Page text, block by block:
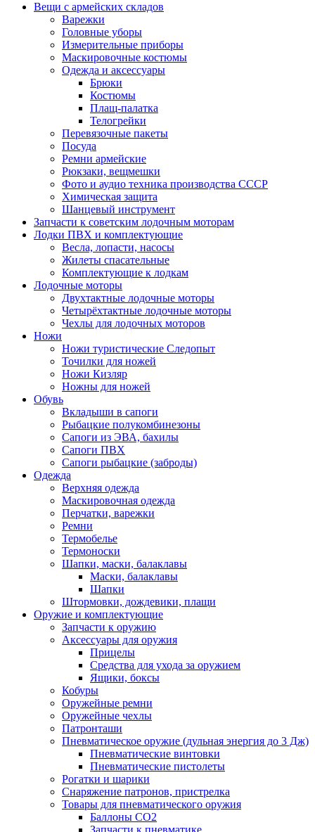
Вещи с армейских складов
Варежки
Головные уборы
Измерительные приборы
Маскировочные костюмы
Одежда и аксессуары
Брюки
Костюмы
Плащ-палатка
Телогрейки
Перевязочные пакеты
Посуда
Ремни армейские
Рюкзаки, вещмешки
Фото и аудио техника производства СССР
Химическая защита
Шанцевый инструмент
Запчасти к советским лодочным моторам
Лодки ПВХ и комплектующие
Весла, лопасти, насосы
Жилеты спасательные
Комплектующие к лодкам
Лодочные моторы
Двухтактные лодочные моторы
Четырёхтактные лодочные моторы
Чехлы для лодочных моторов
Ножи
Ножи туристические Следопыт
Точилки для ножей
Ножи Кизляр
Ножны для ножей
Обувь
Вкладыши в сапоги
Рыбацкие полукомбинезоны
Сапоги из ЭВА, бахилы
Сапоги ПВХ
Сапоги рыбацкие (заброды)
Одежда
Верхняя одежда
Маскировочная одежда
Перчатки, варежки
Ремни
Термобелье
Термоноски
Шапки, маски, балаклавы
Маски, балаклавы
Шапки
Штормовки, дождевики, плащи
Оружие и комплектующие
Запчасти к оружию
Аксессуары для оружия
Прицелы
Средства для ухода за оружием
Ящики, боксы
Кобуры
Оружейные ремни
Оружейные чехлы
Патронташи
Пневматическое оружие (дульная энергия до 3 Дж)
Пневматические винтовки
Пневматические пистолеты
Рогатки и шарики
Снаряжение патронов, пристрелка
Товары для пневматического оружия
Баллоны СО2
Запчасти к пневматике